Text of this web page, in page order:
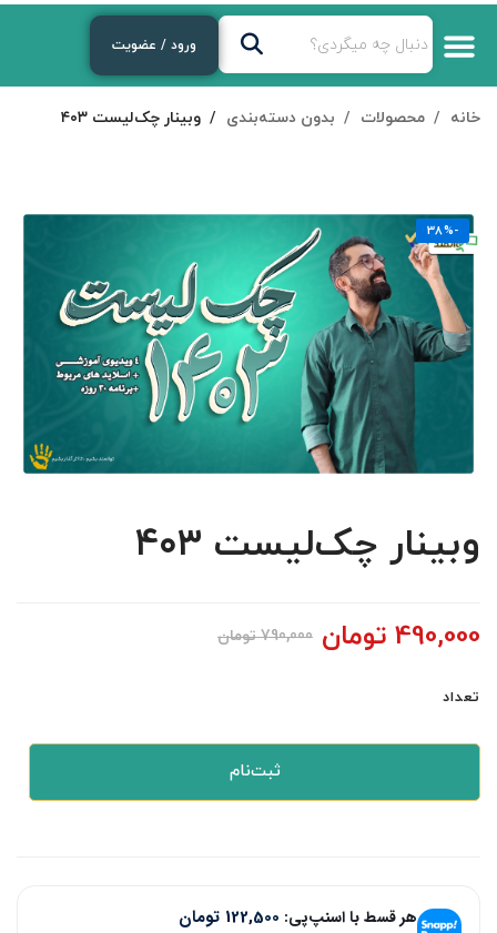
ورود / عضویت
خانه محصولات بدون دسته‌بندی وبینار چک‌لیست ۴۰۳
-38%
وبینار چک‌لیست ۴۰۳
490,000 تومان 790,000 تومان
تعداد
ثبت‌نام
هر قسط با اسنپ‌پی: 122,500 تومان